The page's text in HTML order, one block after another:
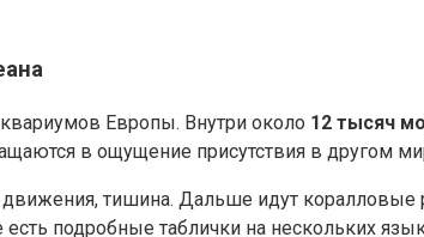
Европы. Внутри около 12 тысяч
в ощущение присутствия в другом
тишина. Дальше идут
подробные таблички на нескольких